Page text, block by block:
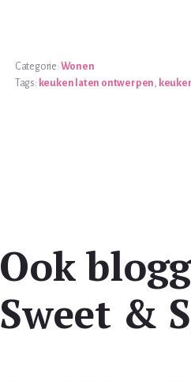
Categorie: Wonen
Tags: keuken laten ontwerpen,
Ook
Sweet &